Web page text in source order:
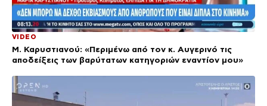
VIDEO
Μ. Καρυστιανού: «Περιμένω από τον κ. Αυγερινό τις
αποδείξεις των βαρύτατων κατηγοριών εναντίον μου»